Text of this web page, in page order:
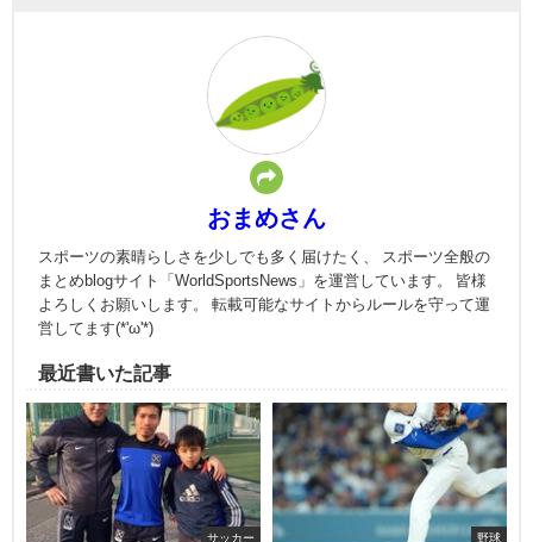
おまめさん
スポーツの素晴らしさを少しでも多く届けたく、 スポーツ全般の
まとめblogサイト「WorldSportsNews」を運営しています。 皆様
よろしくお願いします。 転載可能なサイトからルールを守って運
営してます(*'ω'*)
最近書いた記事
サッカー 野球